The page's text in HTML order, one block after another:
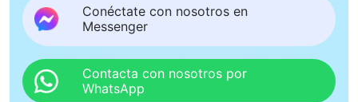
Conéctate con nosotros en
Messenger
Contacta con nosotros por
WhatsApp